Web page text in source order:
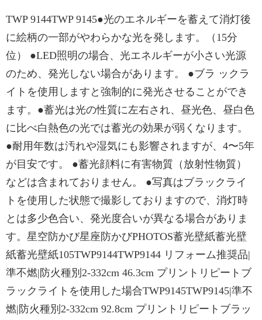
TWP 9144TWP 9145●光のエネルギーを蓄えて消灯後
に絵柄の一部がやわらかな光を発します。（15分
位） ●LED照明の場合、光エネルギーが小さい光源
のため、発光しない場合があります。 ●ブラ ックラ
イトを使用しますと強制的に発光させることができ
ます。●蓄光は光の性質に左右され、昼光色、昼白色
に比べ白熱色の光では蓄光の効果が弱くなります。
●耐用年数は汚れや湿気にも影響されますが、4〜5年
が目安です。 ●蓄光顔料に有害物質（放射性物質）
などは含まれておりません。 ●写真はブラックライ
トを使用した状態で撮影しておりますので、消灯時
とは多少色合い、発光度合いが異なる場合がありま
す。星空防かび星座防かびPHOTOS蓄光壁紙蓄光壁
紙蓄光壁紙105TWP9144TWP9144 リフォーム推奨品|
準不燃|防火種別2-332cm 46.3cm プリントリピートブ
ラックライトを使用した場合TWP9145TWP9145|準不
燃|防火種別2-332cm 92.8cm プリントリピートブラッ